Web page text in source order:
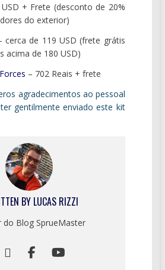
+ Frete (desconto de 20%
do exterior)
cerca de 119 USD (frete grátis
acima de 180 USD)
– 702 Reais + frete
agradecimentos ao pessoal
gentilmente enviado este kit
BY LUCAS RIZZI
do Blog SprueMaster